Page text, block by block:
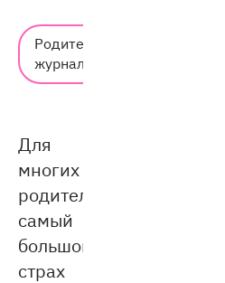
Родительский
журнал
Для
многих
родителей
самый
большой
страх